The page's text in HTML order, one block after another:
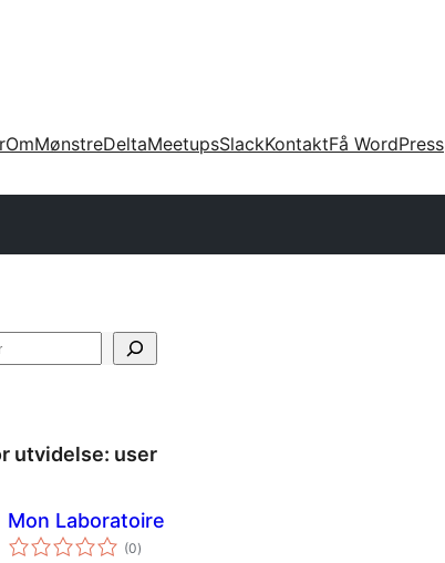
OmMønstreDeltaMeetupsSlackKontaktFå WordPress
utvidelse: user
Mon Laboratoire
(0totale
vurderinger
)